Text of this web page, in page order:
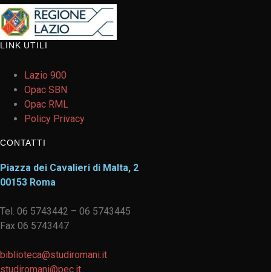
LINK UTILI
Lazio 900
Opac SBN
Opac RML
Policy Privacy
CONTATTI
Piazza dei Cavalieri di Malta, 2
00153 Roma
Tel. 06 5743442 – 06 5743445
Fax 06 5743447
biblioteca@studiromani.it
studiromani@pec.it